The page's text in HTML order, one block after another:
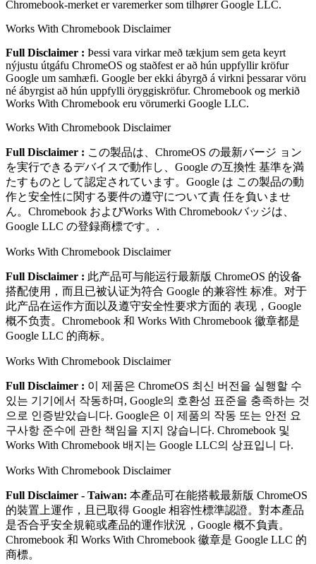
Chromebook-merket er varemerker som tilhører Google LLC.
Works With Chromebook Disclaimer
Full Disclaimer : Þessi vara virkar með tækjum sem geta keyrt
nýjustu útgáfu ChromeOS og staðfest er að hún uppfyllir kröfur
Google um samhæfi. Google ber ekki ábyrgð á virkni þessarar vöru
né ábyrgist að hún uppfylli öryggiskröfur. Chromebook og merkið
Works With Chromebook eru vörumerki Google LLC.
Works With Chromebook Disclaimer
Full Disclaimer : この製品は、ChromeOS の最新バージ ョン
を実⾏できるデバイスで動作し、Google の互換性 基準を満
たすものとして認定されています。Google は この製品の動
作と安全性に関する要件の遵守について責 任を負いませ
ん。Chromebook およびWorks With Chromebookバッジは、
Google LLC の登録商標です。.
Works With Chromebook Disclaimer
Full Disclaimer : 此产品可与能运⾏最新版 ChromeOS 的设备
搭配使⽤，⽽且已被认证为符合 Google 的兼容性 标准。对于
此产品在运作⽅⾯以及遵守安全性要求⽅⾯的 表现，Google
概不负责。Chromebook 和 Works With Chromebook 徽章都是
Google LLC 的商标。
Works With Chromebook Disclaimer
Full Disclaimer : 이 제품은 ChromeOS 최신 버전을 실행할 수
있는 기기에서 작동하며, Google의 호환성 표준을 충족하는 것
으로 인증받았습니다. Google은 이 제품의 작동 또는 안전 요
구사항 준수에 관한 책임을 지지 않습니다. Chromebook 및
Works With Chromebook 배지는 Google LLC의 상표입니 다.
Works With Chromebook Disclaimer
Full Disclaimer - Taiwan: 本產品可在能搭載最新版 ChromeOS
的裝置上運作，且已取得 Google 相容性標準認證。對本產品
是否合乎安全規範或產品的運作狀況，Google 概不負責。
Chromebook 和 Works With Chromebook 徽章是 Google LLC 的
商標。